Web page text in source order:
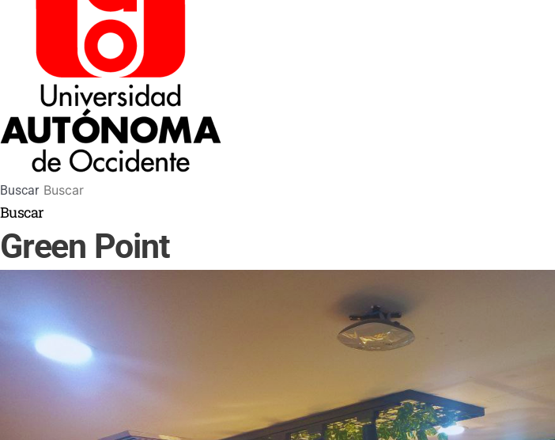
Buscar
Buscar
Green Point